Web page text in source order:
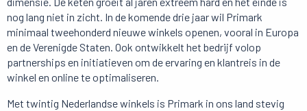
nog lang niet in zicht. In de komende drie jaar wil Primark
minimaal tweehonderd nieuwe winkels openen, vooral in Europa
en de Verenigde Staten. Ook ontwikkelt het bedrijf volop
partnerships en initiatieven om de ervaring en klantreis in de
winkel en online te optimaliseren.
Met twintig Nederlandse winkels is Primark in ons land stevig